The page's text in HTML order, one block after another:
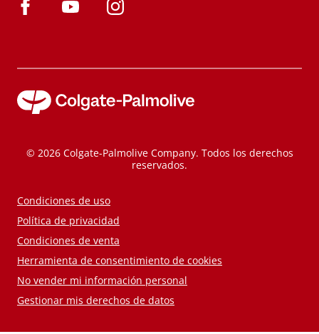
© 2026 Colgate-Palmolive Company. Todos los derechos
reservados.
Condiciones de uso
Política de privacidad
Condiciones de venta
Herramienta de consentimiento de cookies
No vender mi información personal
Gestionar mis derechos de datos